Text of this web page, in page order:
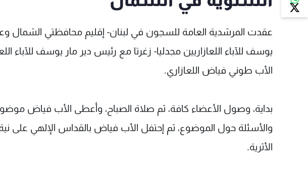
عقدت المرشدية العامة للسجون في لبنان- إقليم محافظتي الشمال
يوسف للآباء اللعازاريين مجدليا- زغرتا مع رئيس دير مار يوسف للآباء
الأب طوني فياض اللعازاري.
بداية، وصول الأعضاء كافة، ثم صلاة الصباح، وأعطى الأب فياض
والأسئلة حول الموضوع، ثم إحتفل الأب فياض بالقداس الإلهي على
الأثرية.